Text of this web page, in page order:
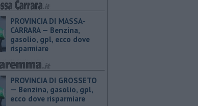
PROVINCIA DI MASSA-
CARRARA — ​Benzina,
gasolio, gpl, ecco dove
risparmiare
PROVINCIA DI GROSSETO
— ​Benzina, gasolio, gpl,
ecco dove risparmiare